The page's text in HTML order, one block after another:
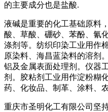
的主要成分也是盐酸.
液碱是重要的化工基础原料
酸、草酸、硼砂、苯酚、氰
涤剂等。纺织印染工业用作
原染料、海昌蓝染料的溶剂
铝及金属表面处理剂。仪器
剂。胶粘剂工业用作淀粉糊
药、化妆品、制革、涂料、
重庆市圣明化工有限公司坚